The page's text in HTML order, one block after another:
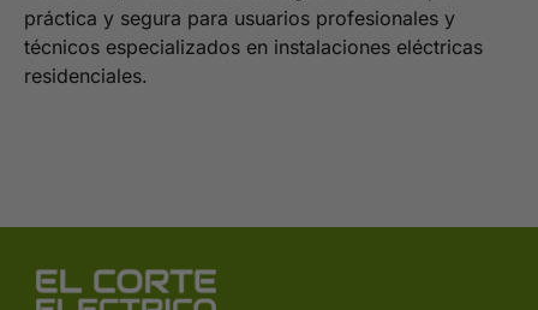
práctica y segura para usuarios profesionales y
técnicos especializados en instalaciones eléctricas
residenciales.